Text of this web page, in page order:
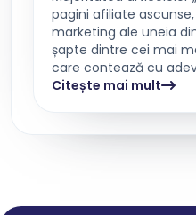
pagini afiliate
marketing ale uneia
șapte dintre cei mai
care contează cu
Citește mai mult